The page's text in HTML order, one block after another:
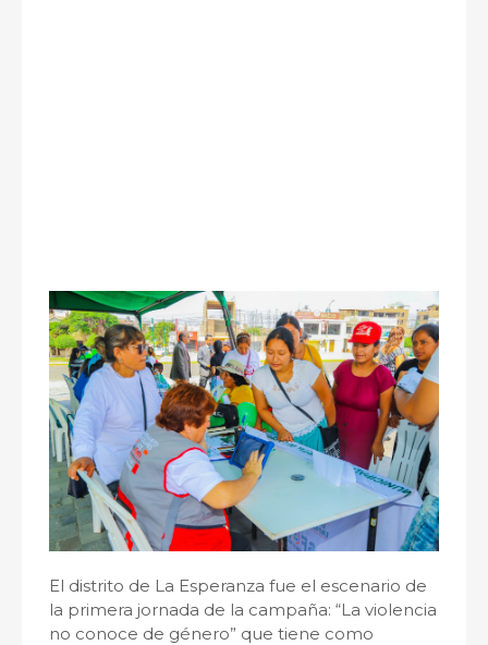
El distrito de La Esperanza fue el escenario de
la primera jornada de la campaña: “La violencia
no conoce de género” que tiene como